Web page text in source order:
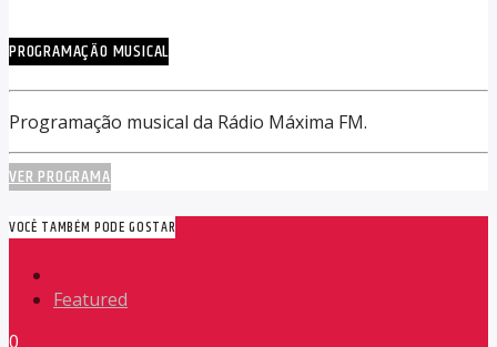
PROGRAMAÇÃO MUSICAL
Programação musical da Rádio Máxima FM.
VER PROGRAMA
VOCÊ TAMBÉM PODE GOSTAR
Featured
0